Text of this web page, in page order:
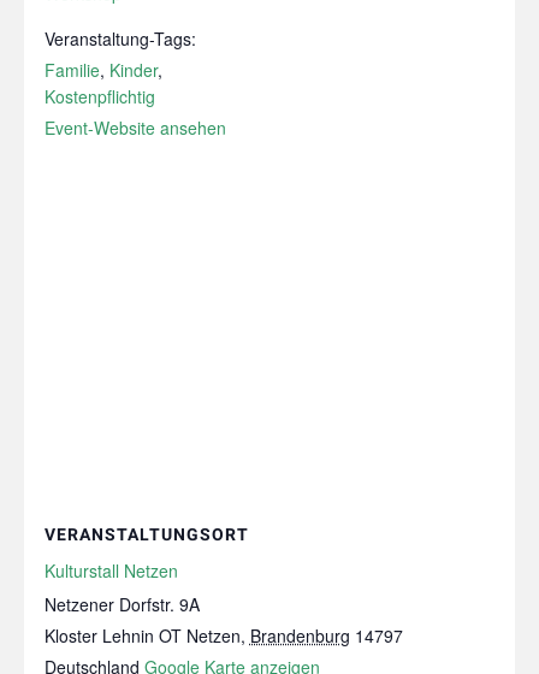
Veranstaltung-Tags:
Familie, Kinder,
Kostenpflichtig
Event-Website ansehen
VERANSTALTUNGSORT
Kulturstall Netzen
Netzener Dorfstr. 9A
Kloster Lehnin OT Netzen, Brandenburg 14797
Deutschland Google Karte anzeigen